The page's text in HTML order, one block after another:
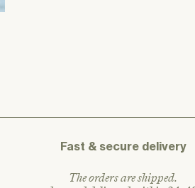
Fast & secure delivery
The orders are shipped.